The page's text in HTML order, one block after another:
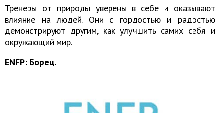
Тренеры от природы уверены в себе и оказывают
влияние на людей. Они с гордостью и радостью
демонстрируют другим, как улучшить самих себя и
окружающий мир.
ENFP: Борец.